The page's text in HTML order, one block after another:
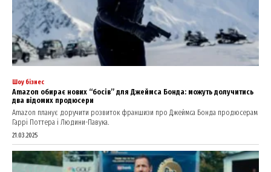
Шоу бізнес
Amazon обирає нових “босів” для Джеймса Бонда: можуть долучитись
два відомих продюсери
Amazon планує доручити розвиток франшизи про Джеймса Бонда продюсерам
Гаррі Поттера і Людини-Павука.
21.03.2025